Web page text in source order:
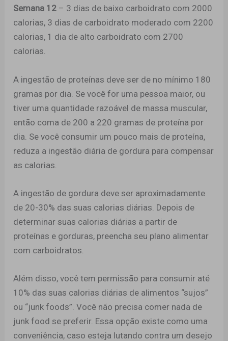
Semana 12 – 3 dias de baixo carboidrato com 2000
calorias, 3 dias de carboidrato moderado com 2200
calorias, 1 dia de alto carboidrato com 2700
calorias.
A ingestão de proteínas deve ser de no mínimo 180
gramas por dia. Se você for uma pessoa maior, ou
tiver uma quantidade razoável de massa muscular,
então coma de 200 a 220 gramas de proteína por
dia. Se você consumir um pouco mais de proteína,
reduza a ingestão diária de gordura para compensar
as calorias.
A ingestão de gordura deve ser aproximadamente
de 20-30% das suas calorias diárias. Depois de
determinar suas calorias diárias a partir de
proteínas e gorduras, preencha seu plano alimentar
com carboidratos.
Além disso, você tem permissão para consumir até
10% das suas calorias diárias de alimentos “sujos”
ou “junk foods”. Você não precisa comer nada de
junk food se preferir. Essa opção existe como uma
conveniência, caso esteja lutando contra um desejo